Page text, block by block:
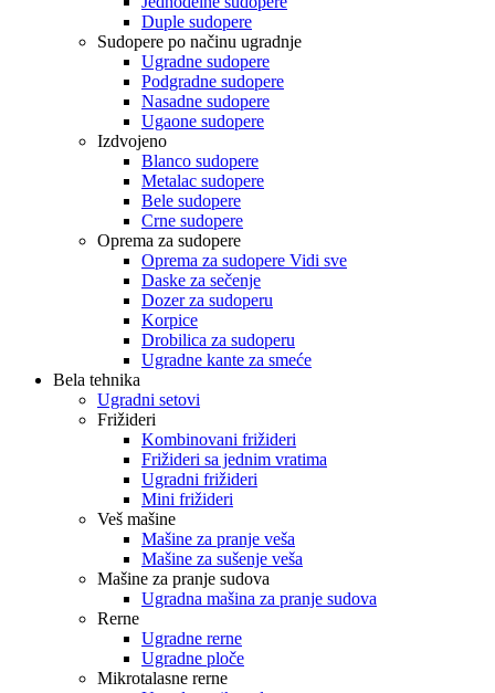
Duple sudopere
Sudopere po načinu ugradnje
Ugradne sudopere
Podgradne sudopere
Nasadne sudopere
Ugaone sudopere
Izdvojeno
Blanco sudopere
Metalac sudopere
Bele sudopere
Crne sudopere
Oprema za sudopere
Oprema za sudopere Vidi sve
Daske za sečenje
Dozer za sudoperu
Korpice
Drobilica za sudoperu
Ugradne kante za smeće
Bela tehnika
Ugradni setovi
Frižideri
Kombinovani frižideri
Frižideri sa jednim vratima
Ugradni frižideri
Mini frižideri
Veš mašine
Mašine za pranje veša
Mašine za sušenje veša
Mašine za pranje sudova
Ugradna mašina za pranje sudova
Rerne
Ugradne rerne
Ugradne ploče
Mikrotalasne rerne